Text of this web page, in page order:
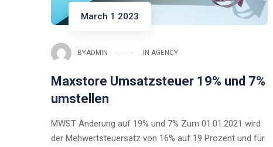
March 1 2023
BYADMIN IN AGENCY
Maxstore Umsatzsteuer 19% und 7%
umstellen
MWST Änderung auf 19% und 7% Zum 01.01.2021 wird
der Mehwertsteuersatz von 16% auf 19 Prozent und für